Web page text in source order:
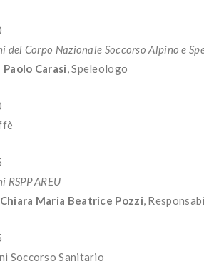
del Corpo Nazionale Soccorso Alpino e
Paolo Carasi, Speleologo
RSPP AREU
Chiara Maria Beatrice Pozzi,
Soccorso Sanitario